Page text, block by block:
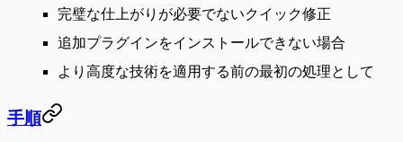
完璧な仕上がりが必要でないクイック修正
追加プラグインをインストールできない場合
より高度な技術を適用する前の最初の処理として
手順